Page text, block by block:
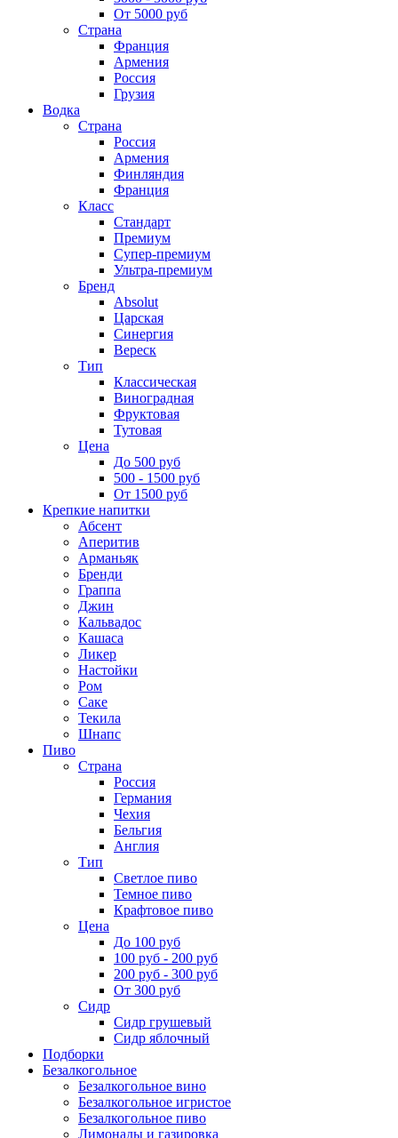
От 5000 руб
Страна
Франция
Армения
Россия
Грузия
Водка
Страна
Россия
Армения
Финляндия
Франция
Класс
Стандарт
Премиум
Супер-премиум
Ультра-премиум
Бренд
Absolut
Царская
Синергия
Вереск
Тип
Классическая
Виноградная
Фруктовая
Тутовая
Цена
До 500 руб
500 - 1500 руб
От 1500 руб
Крепкие напитки
Абсент
Аперитив
Арманьяк
Бренди
Граппа
Джин
Кальвадос
Кашаса
Ликер
Настойки
Ром
Саке
Текила
Шнапс
Пиво
Страна
Россия
Германия
Чехия
Бельгия
Англия
Тип
Светлое пиво
Темное пиво
Крафтовое пиво
Цена
До 100 руб
100 руб - 200 руб
200 руб - 300 руб
От 300 руб
Сидр
Сидр грушевый
Сидр яблочный
Подборки
Безалкогольное
Безалкогольное вино
Безалкогольное игристое
Безалкогольное пиво
Лимонады и газировка